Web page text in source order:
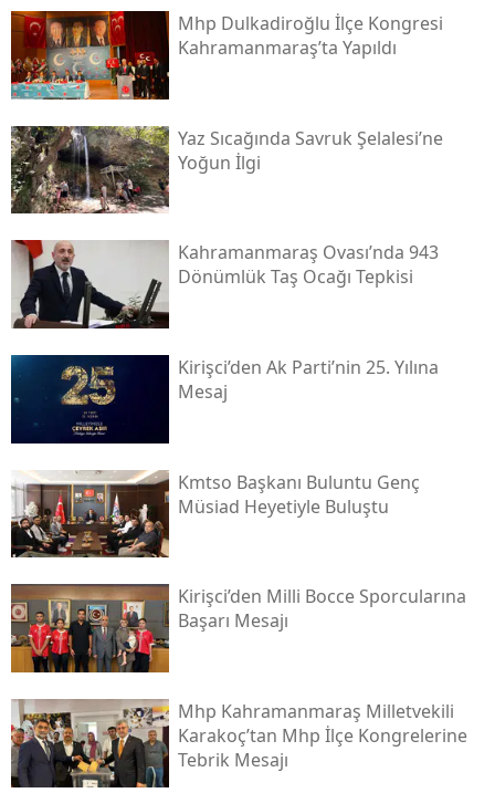
Mhp Dulkadiroğlu İlçe Kongresi
Kahramanmaraş’ta Yapıldı
Yaz Sıcağında Savruk Şelalesi’ne
Yoğun İlgi
Kahramanmaraş Ovası’nda 943
Dönümlük Taş Ocağı Tepkisi
Kirişci’den Ak Parti’nin 25. Yılına
Mesaj
Kmtso Başkanı Buluntu Genç
Müsi̇ad Heyetiyle Buluştu
Kirişci’den Milli Bocce Sporcularına
Başarı Mesajı
Mhp Kahramanmaraş Milletvekili
Karakoç’tan Mhp İlçe Kongrelerine
Tebrik Mesajı